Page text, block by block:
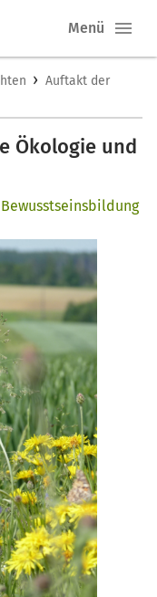
Menü
› Auftakt der
Ökologie und
Bewusstseinsbildung